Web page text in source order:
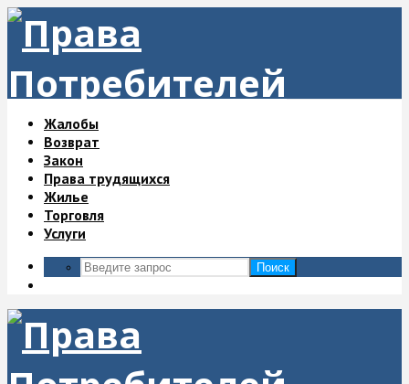
Жалобы
Возврат
Закон
Права трудящихся
Жилье
Торговля
Услуги
Поиск